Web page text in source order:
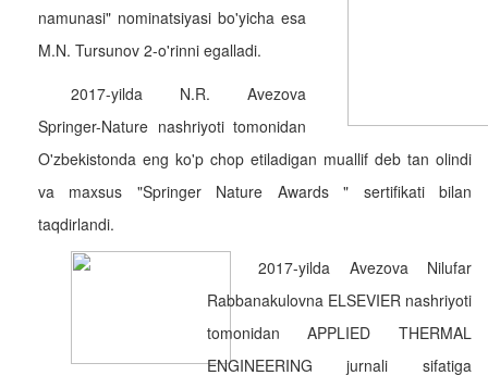
namunasi" nominatsiyasi bo'yicha esa
M.N. Tursunov 2-o'rinni egalladi.
2017-yilda N.R. Avezova
Springer-Nature nashriyoti tomonidan
O'zbekistonda eng ko'p chop etiladigan muallif deb tan olindi
va maxsus "Springer Nature Awards " sertifikati bilan
taqdirlandi.
2017-yilda Avezova Nilufar
Rabbanakulovna ELSEVIER nashriyoti
tomonidan APPLIED THERMAL
ENGINEERING jurnali sifatiga